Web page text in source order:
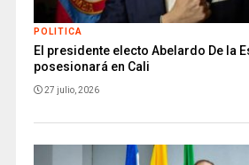
POLITICA
El presidente electo Abelardo De la
posesionará en Cali
27 julio, 2026